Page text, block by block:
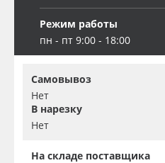
Режим работы
пн - пт 9:00 - 18:00
Самовывоз
Нет
В нарезку
Нет
На складе поставщика